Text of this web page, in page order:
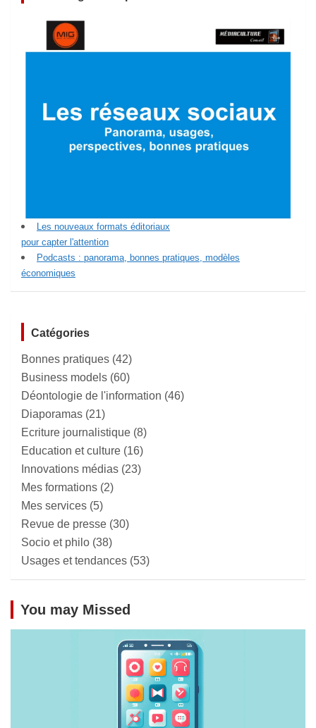
Les nouveaux formats éditoriaux
pour capter l'attention
Podcasts : panorama, bonnes pratiques, modèles
économiques
Catégories
Bonnes pratiques (42)
Business models (60)
Déontologie de l'information (46)
Diaporamas (21)
Ecriture journalistique (8)
Education et culture (16)
Innovations médias (23)
Mes formations (2)
Mes services (5)
Revue de presse (30)
Socio et philo (38)
Usages et tendances (53)
You may Missed